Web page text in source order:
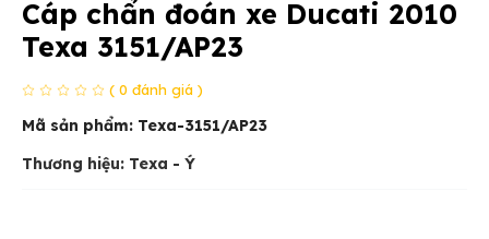
Cáp chẩn đoán xe Ducati 2010
Texa 3151/AP23
( 0 đánh giá )
Mã sản phẩm: Texa-3151/AP23
Thương hiệu: Texa - Ý